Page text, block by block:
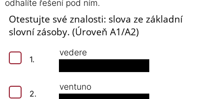
odhalíte řešení pod ním.
Otestujte své znalosti: slova ze základní
slovní zásoby. (Úroveň A1/A2)
1.
vedere
2.
ventuno